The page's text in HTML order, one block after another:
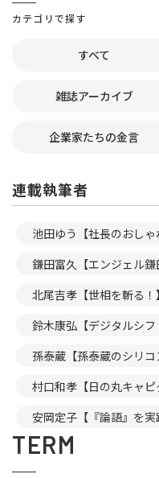
カテゴリで探す
すべて
雑誌アーカイブ
企業家たちの金言
連載執筆者
池田ゆう【社長のおしゃ
鎌田富久【エンジェル鎌
北尾吉孝【世相を斬る！】
鈴木康弘【デジタルシフ
孫泰蔵【孫泰蔵のシリコ
村口和孝【日の丸キャピ
安岡定子【『論語』を実
TERM